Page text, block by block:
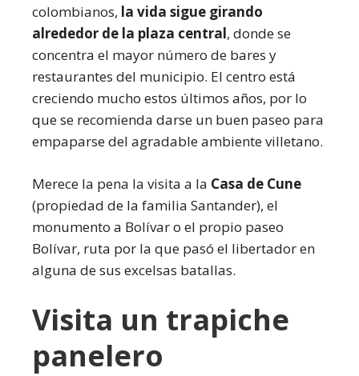
colombianos, la vida sigue girando
alrededor de la plaza central, donde se
concentra el mayor número de bares y
restaurantes del municipio. El centro está
creciendo mucho estos últimos años, por lo
que se recomienda darse un buen paseo para
empaparse del agradable ambiente villetano.
Merece la pena la visita a la Casa de Cune
(propiedad de la familia Santander), el
monumento a Bolívar o el propio paseo
Bolívar, ruta por la que pasó el libertador en
alguna de sus excelsas batallas.
Visita un trapiche
panelero